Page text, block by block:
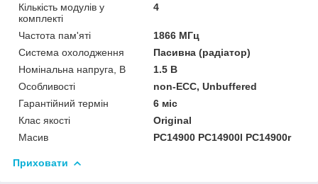
Кількість модулів у
комплекті
4
Частота пам'яті
1866 МГц
Система охолодження
Пасивна (радіатор)
Номінальна напруга, В
1.5 В
Особливості
non-ECC, Unbuffered
Гарантійний термін
6 міс
Клас якості
Original
Масив
PC14900 PC14900l PC14900r
Приховати